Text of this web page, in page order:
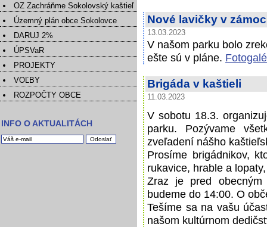
OZ Zachráňme Sokolovský kaštieľ
Územný plán obce Sokolovce
DARUJ 2%
ÚPSVaR
PROJEKTY
VOĽBY
ROZPOČTY OBCE
INFO O AKTUALITÁCH
Nové lavičky v
13.03.2023
V našom parku bolo
ešte sú v pláne.
Brigáda v kaštieli
11.03.2023
V sobotu 18.3.
parku. Pozývame
zveľadení nášho
Prosíme brigádnikov,
rukavice, hrable a
Zraz je pred
budeme do 14:00. O
Tešíme sa na vašu
našom kultúrnom